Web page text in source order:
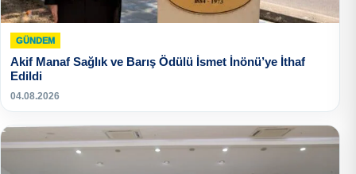
GÜNDEM
Akif Manaf Sağlık ve Barış Ödülü İsmet İnönü’ye İthaf
Edildi
04.08.2026